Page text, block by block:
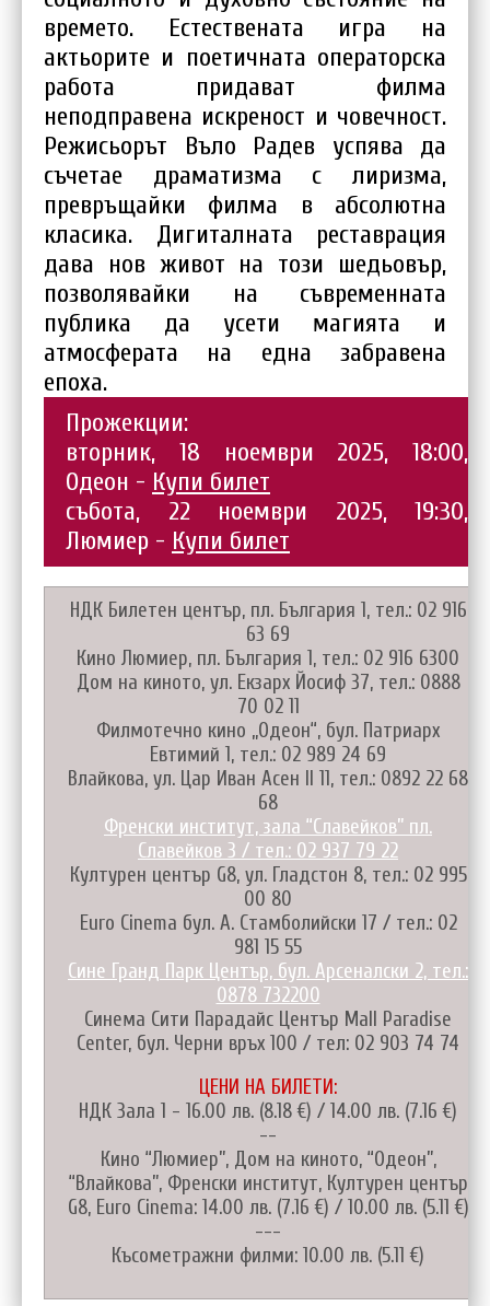
времето. Естествената игра на
актьорите и поетичната операторска
работа придават филма
неподправена искреност и човечност.
Режисьорът Въло Радев успява да
съчетае драматизма с лиризма,
превръщайки филма в абсолютна
класика. Дигиталната реставрация
дава нов живот на този шедьовър,
позволявайки на съвременната
публика да усети магията и
атмосферата на една забравена
епоха.
Прожекции:
вторник, 18 ноември 2025, 18:00,
Одеон - Купи билет
събота, 22 ноември 2025, 19:30,
Люмиер - Купи билет
НДК Билетен център, пл. България 1, тел.: 02 916
63 69
Кино Люмиер, пл. България 1, тел.: 02 916 6300
Дом на киното, ул. Екзарх Йосиф 37, тел.: 0888
70 02 11
Филмотечно кино „Одеон“, бул. Патриарх
Евтимий 1, тел.: 02 989 24 69
Влайкова, ул. Цар Иван Асен II 11, тел.: 0892 22 68
68
Френски институт, зала “Славейков” пл.
Славейков 3 / тел.: 02 937 79 22
Културен център G8, ул. Гладстон 8, тел.: 02 995
00 80
Euro Cinema бул. А. Стамболийски 17 / тел.: 02
981 15 55
Сине Гранд Парк Център, бул. Арсеналски 2, тел.:
0878 732200
Синема Сити Парадайс Център Mall Paradise
Center, бул. Черни връх 100 / тел: 02 903 74 74
ЦЕНИ НА БИЛЕТИ:
НДК Зала 1 - 16.00 лв. (8.18 €) / 14.00 лв. (7.16 €)
--
Кино “Люмиер”, Дом на киното, “Одеон”,
“Влайкова”, Френски институт, Културен център
G8, Euro Cinema: 14.00 лв. (7.16 €) / 10.00 лв. (5.11 €)
---
Късометражни филми: 10.00 лв. (5.11 €)